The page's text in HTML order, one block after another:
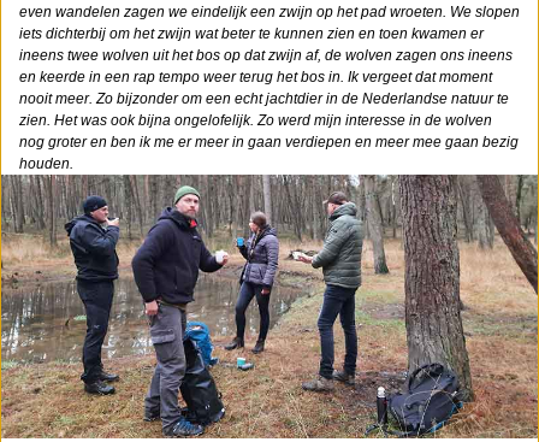
even wandelen zagen we eindelijk een zwijn op het pad wroeten. We slopen
iets dichterbij om het zwijn wat beter te kunnen zien en toen kwamen er
ineens twee wolven uit het bos op dat zwijn af, de wolven zagen ons ineens
en keerde in een rap tempo weer terug het bos in. Ik vergeet dat moment
nooit meer. Zo bijzonder om een echt jachtdier in de Nederlandse natuur te
zien. Het was ook bijna ongelofelijk. Zo werd mijn interesse in de wolven
nog groter en ben ik me er meer in gaan verdiepen en meer mee gaan bezig
houden.